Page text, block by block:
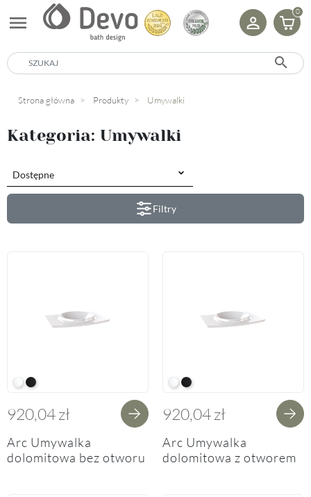
menu 0
search
Strona główna Produkty Umywalki
Kategoria: Umywalki
Filtry
W White
BM Black Metallic
920,04 zł
Arc Umywalka
dolomitowa bez otworu
W White
BM Black Metallic
920,04 zł
Arc Umywalka
dolomitowa z otworem